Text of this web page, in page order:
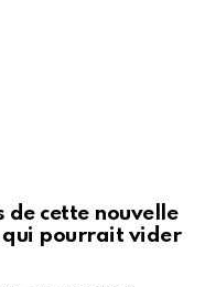
de cette nouvelle
pourrait vider